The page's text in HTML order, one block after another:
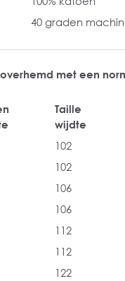
40 graden
met een
Taille
wijdte
102
102
106
106
112
112
122